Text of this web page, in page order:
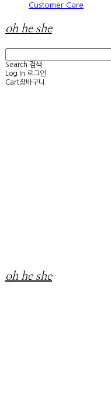
Customer Care
oh he she
Search 검색
Log In 로그인
Cart장바구니
oh he she